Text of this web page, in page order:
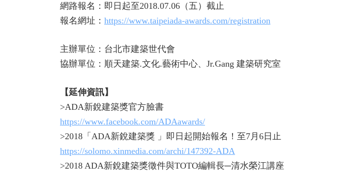
網路報名：即日起至2018.07.06（五）截止
報名網址： https://www.taipeiada-awards.com/registration
主辦單位：台北市建築世代會
協辦單位：順天建築.文化.藝術中心、Jr.Gang 建築研究室
【延伸資訊】
>ADA新銳建築獎官方臉書
https://www.facebook.com/ADAawards/
>2018「ADA新銳建築獎 」即日起開始報名！至7月6日止
https://solomo.xinmedia.com/archi/147392-ADA
>2018 ADA新銳建築獎徵件與TOTO編輯長─清水榮江講座